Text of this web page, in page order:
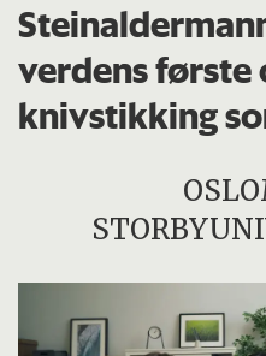
verdens første
knivstikking